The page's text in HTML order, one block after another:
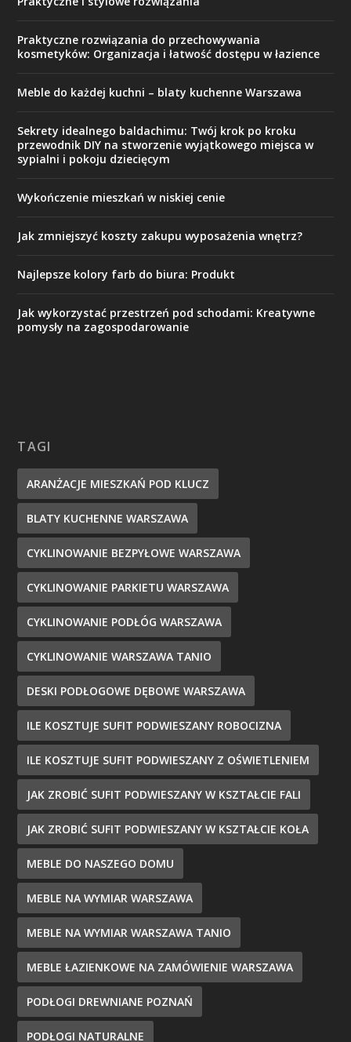
Praktyczne rozwiązania do przechowywania
kosmetyków: Organizacja i łatwość dostępu w łazience
Meble do każdej kuchni – blaty kuchenne Warszawa
Sekrety idealnego baldachimu: Twój krok po kroku
przewodnik DIY na stworzenie wyjątkowego miejsca w
sypialni i pokoju dziecięcym
Wykończenie mieszkań w niskiej cenie
Jak zmniejszyć koszty zakupu wyposażenia wnętrz?
Najlepsze kolory farb do biura: Produkt
Jak wykorzystać przestrzeń pod schodami: Kreatywne
pomysły na zagospodarowanie
TAGI
ARANŻACJE MIESZKAŃ POD KLUCZ
BLATY KUCHENNE WARSZAWA
CYKLINOWANIE BEZPYŁOWE WARSZAWA
CYKLINOWANIE PARKIETU WARSZAWA
CYKLINOWANIE PODŁÓG WARSZAWA
CYKLINOWANIE WARSZAWA TANIO
DESKI PODŁOGOWE DĘBOWE WARSZAWA
ILE KOSZTUJE SUFIT PODWIESZANY ROBOCIZNA
ILE KOSZTUJE SUFIT PODWIESZANY Z OŚWIETLENIEM
JAK ZROBIĆ SUFIT PODWIESZANY W KSZTAŁCIE FALI
JAK ZROBIĆ SUFIT PODWIESZANY W KSZTAŁCIE KOŁA
MEBLE DO NASZEGO DOMU
MEBLE NA WYMIAR WARSZAWA
MEBLE NA WYMIAR WARSZAWA TANIO
MEBLE ŁAZIENKOWE NA ZAMÓWIENIE WARSZAWA
PODŁOGI DREWNIANE POZNAŃ
PODŁOGI NATURALNE